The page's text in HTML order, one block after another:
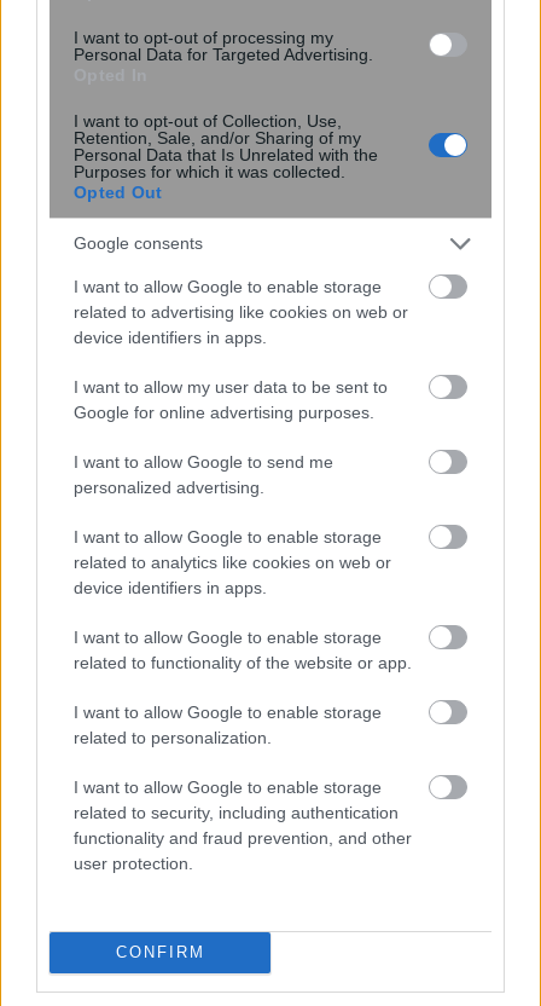
I want to opt-out of processing my
Personal Data for Targeted Advertising.
I want to opt-out of Collection, Use,
Retention, Sale, and/or Sharing of my
Personal Data that Is Unrelated with the
Purposes for which it was collected.
Opted Out
Google consents
I want to allow Google to enable storage
related to advertising like cookies on web or
device identifiers in apps.
I want to allow my user data to be sent to
Google for online advertising purposes.
I want to allow Google to send me
personalized advertising.
I want to allow Google to enable storage
related to analytics like cookies on web or
device identifiers in apps.
I want to allow Google to enable storage
related to functionality of the website or app.
I want to allow Google to enable storage
related to personalization.
I want to allow Google to enable storage
related to security, including authentication
functionality and fraud prevention, and other
user protection.
CONFIRM
ΙΣΑ: Αναστολή της υποχρεωτικής
καταχώρισης διαγνωστικών
εξετάσεων στο Ψηφιακό Αποθετήριο
Σε ποια ηλικία ο εγκέφαλος είναι στα
καλύτερά του; Η απρόσμενη
ικανότητα στα 70
Πλούτωνας: Η ατμόσφαιρά του
συρρικνώνεται καθώς απομακρύνεται
από τον Ήλιο